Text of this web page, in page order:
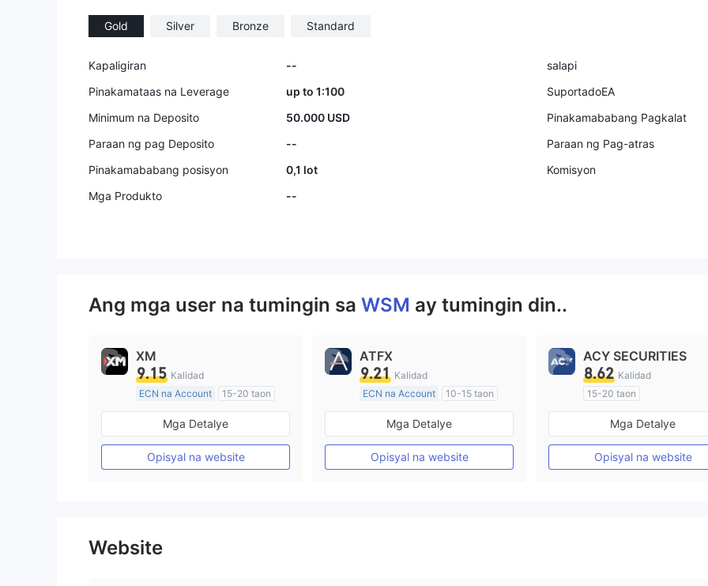
群里分享，他说原来炒股差点家破
服老师，下载一个WSM.世汇本公司
的平台，给了一个账号621700****
转进5万，听他们的指令，说是通过
们买一个什么产品，买涨的，我因
一股赚了几千。中午的时候，他们
客服微信电话给我，让我下午开盘
时马上买那个指数50，买涨，我买
进去后开始两分钟是涨的，然后就
开始跌，一直跌，没多久就爆仓
了，我的账户9万就剩1500多了，
当时我就微信电话给客服，和他们
上千万？亏.损资金如何追.回？受.害
9年11月被拉进V群，据他们说，他
是搞传媒广告公司的，专门搞了一
有一大家都叫他王哥的，开始在里
面讲风水，徐哥也在群里分享，他
月7号那天我第一笔转进5万，听他
点钱，然后他们又在群里说是信用
通道要关闭，以后自己转账很麻烦
等等，让我们追加资金的赶快，于
是11月9号又转了4万。开始两天有
多有少，最多的时候赚了1万多，15
号那天，上午让我们买一个什么产
品，买涨的，我因为没钱了，就没
Gold Silver Bronze Standard
Kapaligiran -- salapi
Pinakamataas na Leverage
up to 1:100
SuportadoEA
Minimum na Deposito
50.000 USD Pinakamababang Pagkalat
Paraan ng pag Deposito
-- Paraan ng Pag-atras
Pinakamababang posisyon
0,1 lot Komisyon
Mga Produkto
--
Ang mga user na tumingin sa WSM ay tumingin din..
XM
9.15 Kalidad
ECN na Account
15-20 taon
Kinokontrol sa Australia
Paggawa ng Market (MM)
Pangunahing label na MT4
Mga Detalye
Opisyal na website
ATFX
9.21 Kalidad
ECN na Account
10-15 taon
Kinokontrol sa Australia
Paggawa ng Market (MM)
Pangunahing label na MT4
Mga Detalye
Opisyal na website
ACY SECURITIES
8.62 Kalidad
15-20 taon
Kinokontrol sa Australia
Paggawa ng Market (MM)
Pangunahing label na MT4
Mga Detalye
Opisyal na website
Website